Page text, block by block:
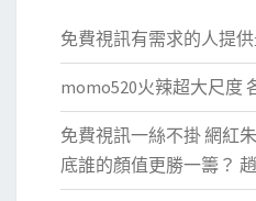
免費視訊有需求的人提
momo520火辣超大尺度
免費視訊一絲不掛 網紅
底誰的顏值更勝一籌？